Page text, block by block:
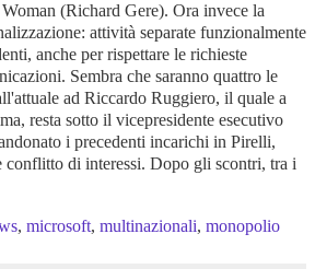
(Richard Gere). Ora invece la
attività separate funzionalmente
anche per rispettare le richieste
Sembra che saranno quattro le
ad Riccardo Ruggiero, il quale a
resta sotto il vicepresidente esecutivo
i precedenti incarichi in Pirelli,
conflitto di interessi. Dopo gli scontri, tra i
,microsoft,multinazionali,monopolio